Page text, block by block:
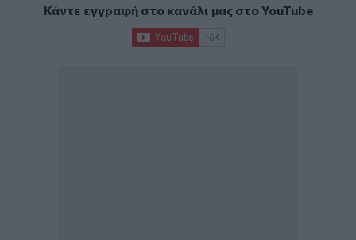
Κάντε εγγραφή στο κανάλι μας στοYouTube